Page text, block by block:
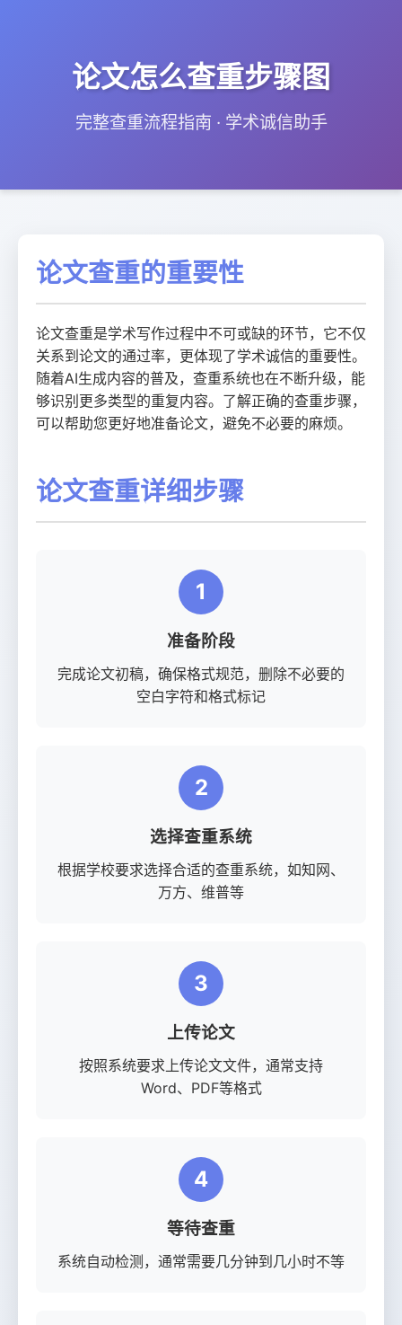
论文怎么查重步骤图
完整查重流程指南 · 学术诚信助手
论文查重的重要性
论文查重是学术写作过程中不可或缺的环节，它不仅
关系到论文的通过率，更体现了学术诚信的重要性。
随着AI生成内容的普及，查重系统也在不断升级，能
够识别更多类型的重复内容。了解正确的查重步骤，
可以帮助您更好地准备论文，避免不必要的麻烦。
论文查重详细步骤
1
准备阶段
完成论文初稿，确保格式规范，删除不必要的
空白字符和格式标记
2
选择查重系统
根据学校要求选择合适的查重系统，如知网、
万方、维普等
3
上传论文
按照系统要求上传论文文件，通常支持
Word、PDF等格式
4
等待查重
系统自动检测，通常需要几分钟到几小时不等